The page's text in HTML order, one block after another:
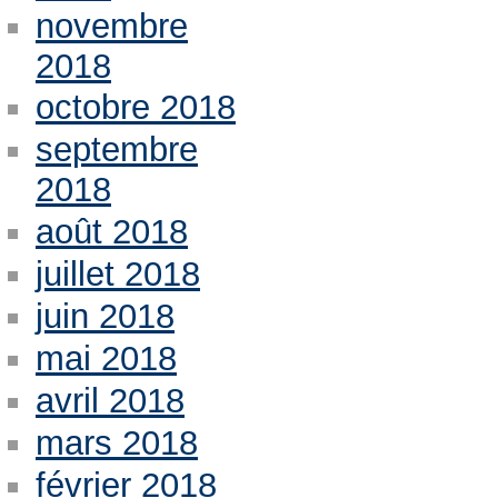
novembre
2018
octobre 2018
septembre
2018
août 2018
juillet 2018
juin 2018
mai 2018
avril 2018
mars 2018
février 2018